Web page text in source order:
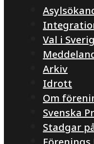
Val i
Arkiv
Idrott
Om
Svenska
Stadgar